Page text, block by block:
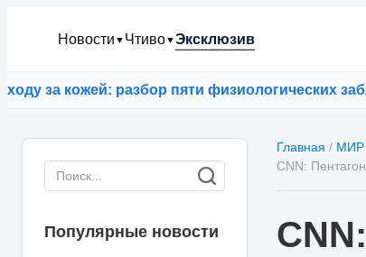
Новости ▼ Чтиво▼Эксклюзив
кожей: разбор пяти физиологических
Популярные новости
Главная /
CNN: